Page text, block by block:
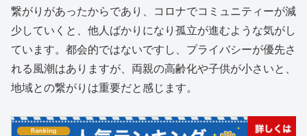
繋がりがあったからであり、コロナでコミュニティーが減
少していくと、他人ばかりになり孤立が進むような気がし
ています。都会的ではないですし、プライバシーが優先さ
れる風潮はありますが、両親の高齢化や子供が小さいと、
地域との繋がりは重要だと感じます。